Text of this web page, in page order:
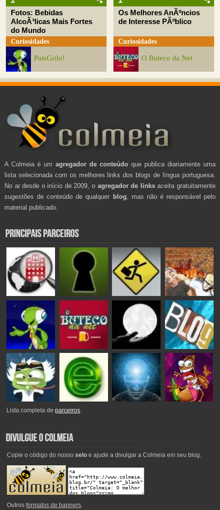
Fotos: Bebidas
AlcoÃ³licas Mais Fortes
do Mundo
Curiosidades
PutsGrilo!
Os Melhores AnÃºncios
de Interesse PÃºblico
Curiosidades
O Buteco da Net
A Colmeia é um agregador de conteúdo que publica diariamente uma
lista selecionada com os melhores links dos blogs de língua portuguesa.
No ar desde o início de 2009, o agregador de linksaceita gratuitamente
sugestões de conteúdo de qualquer blog , mas não é responsável pelo
material publicado.
Lista completa deparceiros.
Copie o código do nosso seloe ajude a divulgar a Colmeia em seu blog.
Outros formatos de banners.